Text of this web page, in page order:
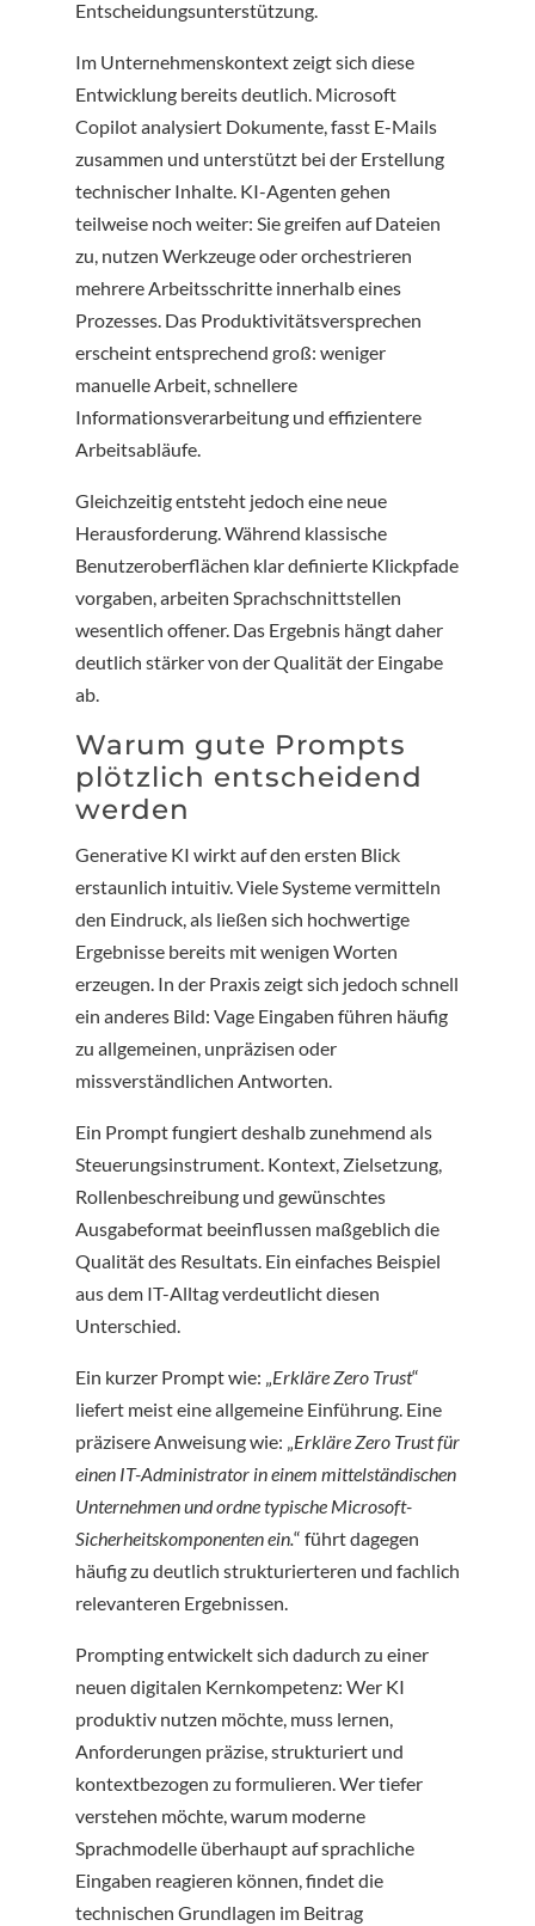
Entscheidungsunterstützung.
Im Unternehmenskontext zeigt sich diese
Entwicklung bereits deutlich. Microsoft
Copilot analysiert Dokumente, fasst E-Mails
zusammen und unterstützt bei der Erstellung
technischer Inhalte. KI-Agenten gehen
teilweise noch weiter: Sie greifen auf Dateien
zu, nutzen Werkzeuge oder orchestrieren
mehrere Arbeitsschritte innerhalb eines
Prozesses. Das Produktivitätsversprechen
erscheint entsprechend groß: weniger
manuelle Arbeit, schnellere
Informationsverarbeitung und effizientere
Arbeitsabläufe.
Gleichzeitig entsteht jedoch eine neue
Herausforderung. Während klassische
Benutzeroberflächen klar definierte Klickpfade
vorgaben, arbeiten Sprachschnittstellen
wesentlich offener. Das Ergebnis hängt daher
deutlich stärker von der Qualität der Eingabe
ab.
Warum gute Prompts
plötzlich entscheidend
werden
Generative KI wirkt auf den ersten Blick
erstaunlich intuitiv. Viele Systeme vermitteln
den Eindruck, als ließen sich hochwertige
Ergebnisse bereits mit wenigen Worten
erzeugen. In der Praxis zeigt sich jedoch schnell
ein anderes Bild: Vage Eingaben führen häufig
zu allgemeinen, unpräzisen oder
missverständlichen Antworten.
Ein Prompt fungiert deshalb zunehmend als
Steuerungsinstrument. Kontext, Zielsetzung,
Rollenbeschreibung und gewünschtes
Ausgabeformat beeinflussen maßgeblich die
Qualität des Resultats. Ein einfaches Beispiel
aus dem IT-Alltag verdeutlicht diesen
Unterschied.
Ein kurzer Prompt wie: „Erkläre Zero Trust“
liefert meist eine allgemeine Einführung. Eine
präzisere Anweisung wie: „Erkläre Zero Trust für
einen IT-Administrator in einem mittelständischen
Unternehmen und ordne typische Microsoft-
Sicherheitskomponenten ein.“ führt dagegen
häufig zu deutlich strukturierteren und fachlich
relevanteren Ergebnissen.
Prompting entwickelt sich dadurch zu einer
neuen digitalen Kernkompetenz: Wer KI
produktiv nutzen möchte, muss lernen,
Anforderungen präzise, strukturiert und
kontextbezogen zu formulieren. Wer tiefer
verstehen möchte, warum moderne
Sprachmodelle überhaupt auf sprachliche
Eingaben reagieren können, findet die
technischen Grundlagen im Beitrag